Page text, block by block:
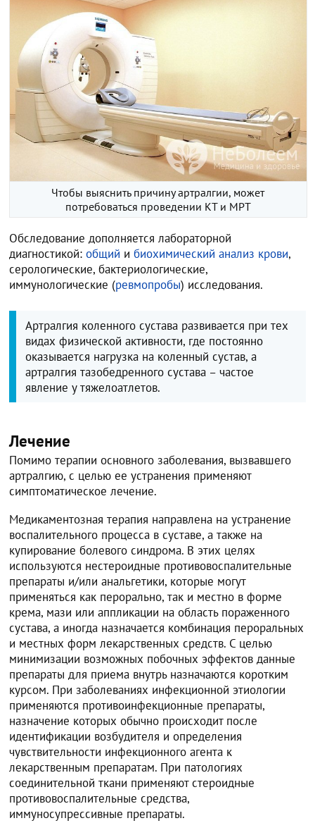
Чтобы выяснить причину артралгии, может
потребоваться проведении КТ и МРТ
Обследование дополняется лабораторной
диагностикой:общий ибиохимический анализ крови,
серологические, бактериологические,
иммунологические (ревмопробы) исследования.
Артралгия коленного сустава развивается при тех
видах физической активности, где постоянно
оказывается нагрузка на коленный сустав, а
артралгия тазобедренного сустава – частое
явление у тяжелоатлетов.
Лечение
Помимо терапии основного заболевания, вызвавшего
артралгию, с целью ее устранения применяют
симптоматическое лечение.
Медикаментозная терапия направлена на устранение
воспалительного процесса в суставе, а также на
купирование болевого синдрома. В этих целях
используются нестероидные противовоспалительные
препараты и/или анальгетики, которые могут
применяться как перорально, так и местно в форме
крема, мази или аппликации на область пораженного
сустава, а иногда назначается комбинация пероральных
и местных форм лекарственных средств. С целью
минимизации возможных побочных эффектов данные
препараты для приема внутрь назначаются коротким
курсом. При заболеваниях инфекционной этиологии
применяются противоинфекционные препараты,
назначение которых обычно происходит после
идентификации возбудителя и определения
чувствительности инфекционного агента к
лекарственным препаратам. При патологиях
соединительной ткани применяют стероидные
противовоспалительные средства,
иммуносупрессивные препараты.